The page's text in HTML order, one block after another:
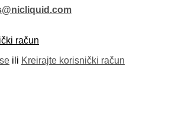
račun
ili Kreirajte korisnički račun